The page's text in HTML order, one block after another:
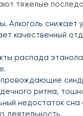
тяжелые
Алкоголь снижает
качественный
распада
ритма,
недостаток
деятельность.